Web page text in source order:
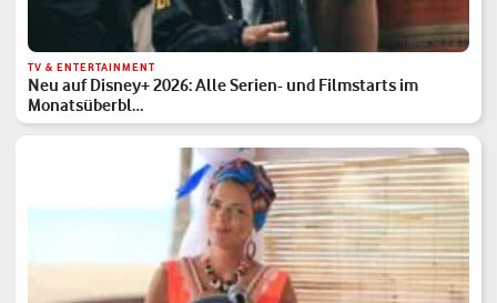
TV & ENTERTAINMENT
Neu auf Disney+ 2026: Alle Serien- und Filmstarts im
Monatsüberbl…